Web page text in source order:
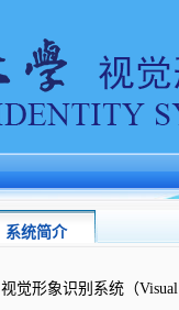
系统简介
视觉形象识别系统（